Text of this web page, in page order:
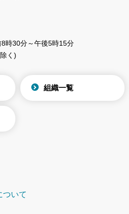
時30分～午後5時15分
く)
組織一覧
ついて